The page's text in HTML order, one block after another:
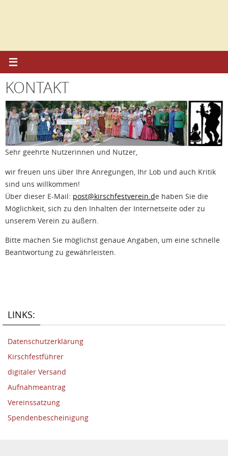
KONTAKT
Sehr geehrte Nutzerinnen und Nutzer,
wir freuen uns über Ihre Anregungen, Ihr Lob und auch Kritik
sind uns willkommen!
Über dieser E-Mail: post@kirschfestverein.de haben Sie die
Möglichkeit, sich zu den Inhalten der Internetseite oder zu
unserem Verein zu äußern.
Bitte machen Sie möglichst genaue Angaben, um eine schnelle
Beantwortung zu gewährleisten.
LINKS:
Datenschutzerklärung
Kirschfestführer
digitaler Versand
Aufnahmeantrag
Vereinssatzung
Spendenbescheinigung